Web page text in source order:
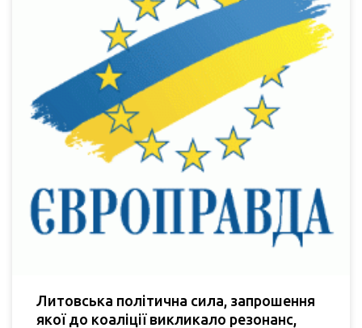
Литовська політична сила, запрошення
якої до коаліції викликало резонанс,